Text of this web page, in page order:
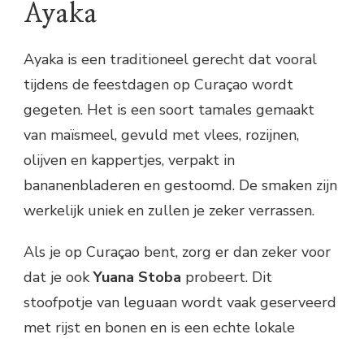
Ayaka
Ayaka is een traditioneel gerecht dat vooral
tijdens de feestdagen op Curaçao wordt
gegeten. Het is een soort tamales gemaakt
van maïsmeel, gevuld met vlees, rozijnen,
olijven en kappertjes, verpakt in
bananenbladeren en gestoomd. De smaken zijn
werkelijk uniek en zullen je zeker verrassen.
Als je op Curaçao bent, zorg er dan zeker voor
dat je ookYuana Stoba probeert. Dit
stoofpotje van leguaan wordt vaak geserveerd
met rijst en bonen en is een echte lokale